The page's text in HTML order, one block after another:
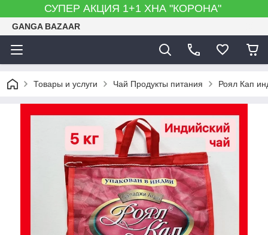
СУПЕР АКЦИЯ 1+1 ХНА "КОРОНА"
GANGA BAZAAR
Товары и услуги Чай Продукты питания Роял Кап